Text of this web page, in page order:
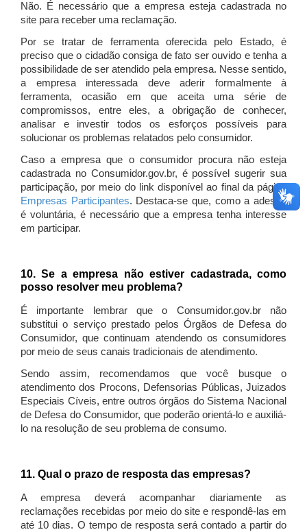
Não. É necessário que a empresa esteja cadastrada no
site para receber uma reclamação.
Por se tratar de ferramenta oferecida pelo Estado, é
preciso que o cidadão consiga de fato ser ouvido e tenha a
possibilidade de ser atendido pela empresa. Nesse sentido,
a empresa interessada deve aderir formalmente à
ferramenta, ocasião em que aceita uma série de
compromissos, entre eles, a obrigação de conhecer,
analisar e investir todos os esforços possíveis para
solucionar os problemas relatados pelo consumidor.
Caso a empresa que o consumidor procura não esteja
cadastrada no Consumidor.gov.br, é possível sugerir sua
participação, por meio do link disponível ao final da página
Empresas Participantes. Destaca-se que, como a adesão
é voluntária, é necessário que a empresa tenha interesse
em participar.
10. Se a empresa não estiver cadastrada, como
posso resolver meu problema?
É importante lembrar que o Consumidor.gov.br não
substitui o serviço prestado pelos Órgãos de Defesa do
Consumidor, que continuam atendendo os consumidores
por meio de seus canais tradicionais de atendimento.
Sendo assim, recomendamos que você busque o
atendimento dos Procons, Defensorias Públicas, Juizados
Especiais Cíveis, entre outros órgãos do Sistema Nacional
de Defesa do Consumidor, que poderão orientá-lo e auxiliá-
lo na resolução de seu problema de consumo.
11. Qual o prazo de resposta das empresas?
A empresa deverá acompanhar diariamente as
reclamações recebidas por meio do site e respondê-las em
até 10 dias. O tempo de resposta será contado a partir do